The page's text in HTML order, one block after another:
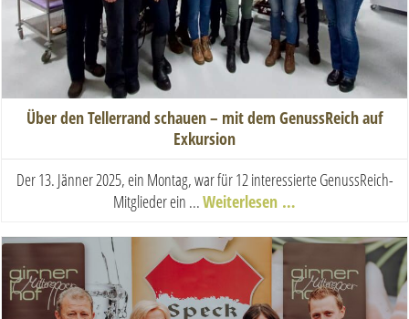
Über den Tellerrand schauen – mit dem GenussReich auf
Exkursion
Der 13. Jänner 2025, ein Montag, war für 12 interessierte GenussReich-
Mitglieder ein ...Weiterlesen …